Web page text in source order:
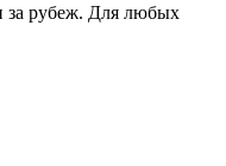
за рубеж. Для любых